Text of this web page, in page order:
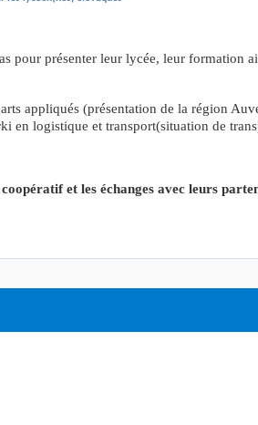
pour présenter leur lycée, leur formation
appliqués (présentation de la région
en logistique et transport(situation de
et les échanges avec leurs